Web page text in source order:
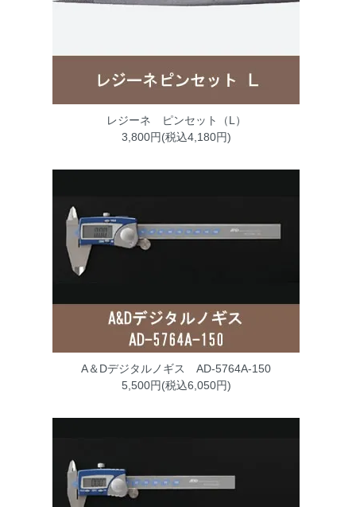
レジーネ ピンセット（L）
3,800円(税込4,180円)
A＆Dデジタルノギス AD-5764A-150
5,500円(税込6,050円)